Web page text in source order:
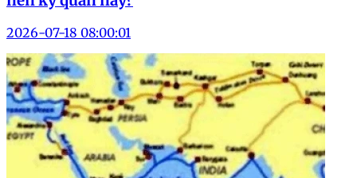
2026-07-18 08:00:01